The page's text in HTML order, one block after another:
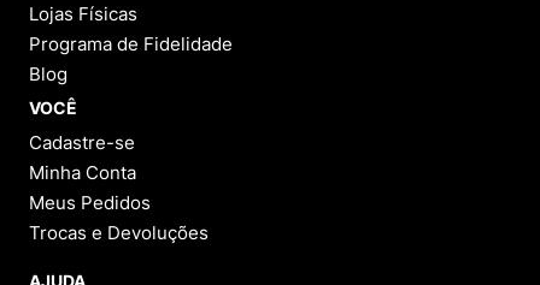
Lojas Físicas
Programa de Fidelidade
Blog
VOCÊ
Cadastre-se
Minha Conta
Meus Pedidos
Trocas e Devoluções
AJUDA